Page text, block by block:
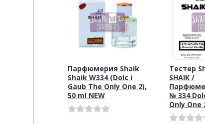
Парфюмерия Shaik
Shaik W334 (Dolc i
Gaub The Only One 2),
50 ml NEW
Тестер
SHAIK /
№ 334
Only One